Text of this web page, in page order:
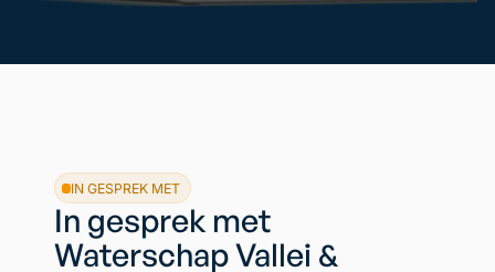
IN GESPREK MET
In gesprek met
Waterschap Vallei &